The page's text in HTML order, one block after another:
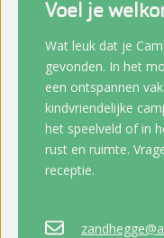
Voel je
Wat leuk dat je
gevonden. In het
een ontspannen
kindvriendelijke
het speelveld of in
rust en ruimte.
receptie.